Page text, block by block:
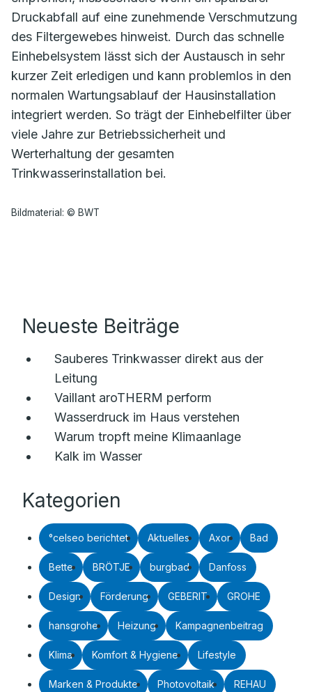
Druckabfall auf eine zunehmende Verschmutzung
des Filtergewebes hinweist. Durch das schnelle
Einhebelsystem lässt sich der Austausch in sehr
kurzer Zeit erledigen und kann problemlos in den
normalen Wartungsablauf der Hausinstallation
integriert werden. So trägt der Einhebelfilter über
viele Jahre zur Betriebssicherheit und
Werterhaltung der gesamten
Trinkwasserinstallation bei.
Bildmaterial: © BWT
Neueste Beiträge
Sauberes Trinkwasser direkt aus der
Leitung
Vaillant aroTHERM perform
Wasserdruck im Haus verstehen
Warum tropft meine Klimaanlage
Kalk im Wasser
Kategorien
°celseo berichtet Aktuelles Axor Bad
Bette BRÖTJE burgbad Danfoss
Design Förderung GEBERIT GROHE
hansgrohe Heizung Kampagnenbeitrag
Klima Komfort & Hygiene Lifestyle
Marken & Produkte Photovoltaik REHAU